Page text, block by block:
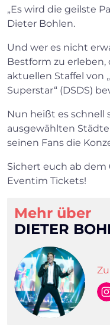
„Es wird die geilste
Dieter Bohlen.
Und wer es nicht
Bestform zu
aktuellen Staffel von
Superstar“ (DSDS)
Nun heißt es schnell
ausgewählten
seinen Fans die
Sichert euch ab dem
Eventim Tickets!
Mehr über
DIETER